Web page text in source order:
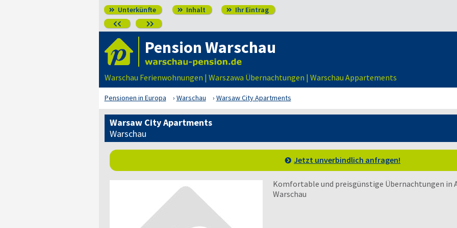
 Unterkünfte  Inhalt  Ihr Eintrag
 
Pension Warschau
Warschau Ferienwohnungen | Warszawa Übernachtungen | Warschau Appartements
Pensionen in Europa Warschau Warsaw City Apartments
Warsaw City Apartments
Warschau
Jetzt unverbindlich anfragen!
Komfortable und preisgünstige Übernachtungen in
Warschau